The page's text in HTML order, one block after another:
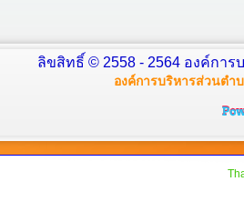
ลิขสิทธิ์ © 2558 - 2564 องค์กา
องค์การบริหารส่วนตำ